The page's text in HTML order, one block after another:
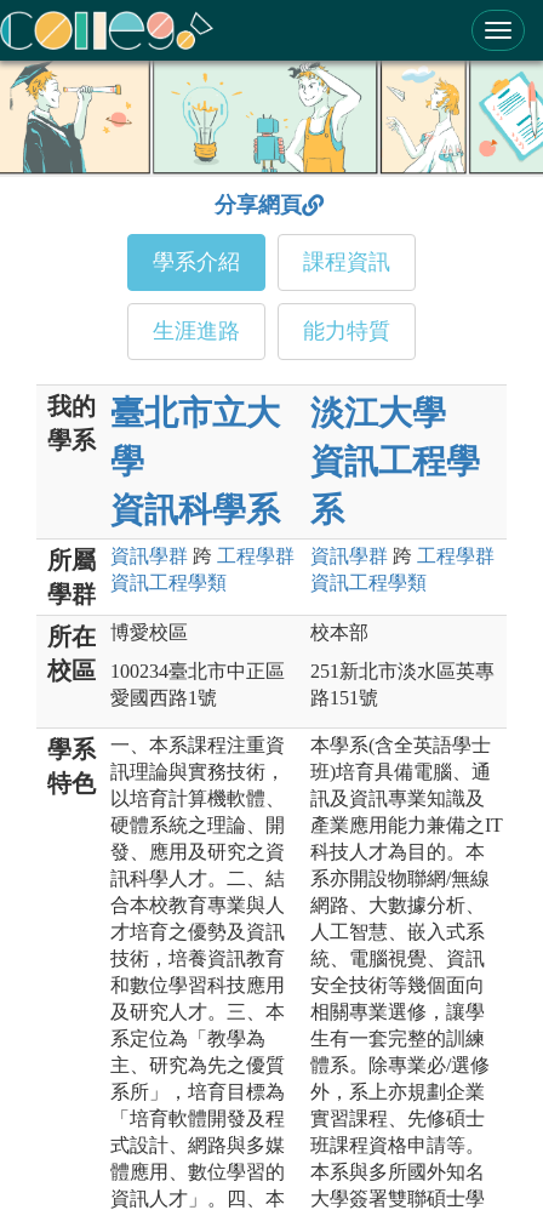
ColleGo! 大學選才與高中育才輔助系統
分享網頁
學系介紹 課程資訊
生涯進路 能力特質
我的
學系
臺北市立大
學
資訊科學系
淡江大學
資訊工程學
系
所屬
學群
資訊學群 跨 工程學群
資訊工程學類
資訊學群 跨 工程學群
資訊工程學類
所在
校區
博愛校區
100234臺北市中正區
愛國西路1號
校本部
251新北市淡水區英專
路151號
學系
特色
一、本系課程注重資
訊理論與實務技術，
以培育計算機軟體、
硬體系統之理論、開
發、應用及研究之資
訊科學人才。二、結
合本校教育專業與人
才培育之優勢及資訊
技術，培養資訊教育
和數位學習科技應用
及研究人才。三、本
系定位為「教學為
主、研究為先之優質
系所」，培育目標為
「培育軟體開發及程
式設計、網路與多媒
體應用、數位學習的
資訊人才」。四、本
本學系(含全英語學士
班)培育具備電腦、通
訊及資訊專業知識及
產業應用能力兼備之IT
科技人才為目的。本
系亦開設物聯網/無線
網路、大數據分析、
人工智慧、嵌入式系
統、電腦視覺、資訊
安全技術等幾個面向
相關專業選修，讓學
生有一套完整的訓練
體系。除專業必/選修
外，系上亦規劃企業
實習課程、先修碩士
班課程資格申請等。
本系與多所國外知名
大學簽署雙聯碩士學